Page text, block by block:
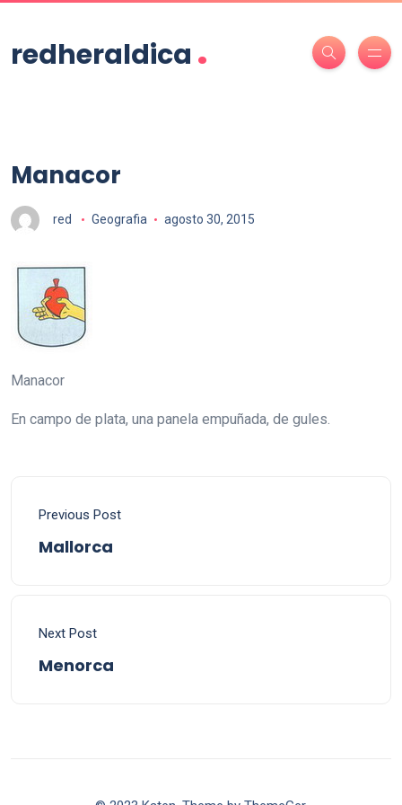
redheraldica .
Manacor
red Geografia agosto 30, 2015
Manacor
En campo de plata, una panela empuñada, de gules.
Previous Post
Mallorca
Next Post
Menorca